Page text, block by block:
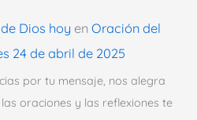
Dios hoy en Oración del
24 de abril de 2025
por tu mensaje, nos alegra
oraciones y las reflexiones te